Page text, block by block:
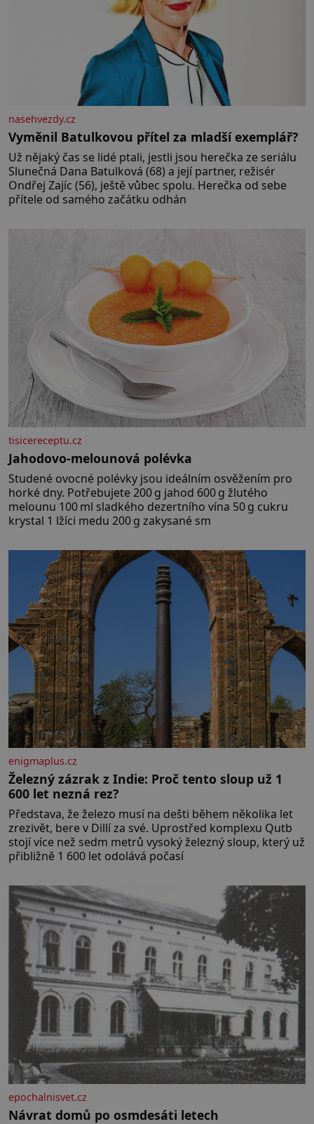
nasehvezdy.cz
Vyměnil Batulkovou přítel za mladší exemplář?
Už nějaký čas se lidé ptali, jestli jsou herečka ze seriálu
Slunečná Dana Batulková (68) a její partner, režisér
Ondřej Zajíc (56), ještě vůbec spolu. Herečka od sebe
přítele od samého začátku odhán
tisicereceptu.cz
Jahodovo-melounová polévka
Studené ovocné polévky jsou ideálním osvěžením pro
horké dny. Potřebujete 200 g jahod 600 g žlutého
melounu 100 ml sladkého dezertního vína 50 g cukru
krystal 1 lžíci medu 200 g zakysané sm
enigmaplus.cz
Železný zázrak z Indie: Proč tento sloup už 1
600 let nezná rez?
Představa, že železo musí na dešti během několika let
zrezivět, bere v Dillí za své. Uprostřed komplexu Qutb
stojí více než sedm metrů vysoký železný sloup, který už
přibližně 1 600 let odolává počasí
epochalnisvet.cz
Návrat domů po osmdesáti letech